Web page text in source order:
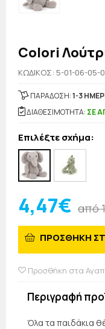
Colori
KΩΔΙΚΟΣ: 5-01-06-05-
ΠΑΡΑΔΟΣΗ:1-3
ΔΙΑΘΕΣΙΜΟΤΗΤΑ: ΣΕ
Επιλέξτε σχήμα:
4,47€ από
ΠΡΟΣΘΗΚΗ
Προσθήκη στα
Περιγραφή
Όλα τα παιδάκια